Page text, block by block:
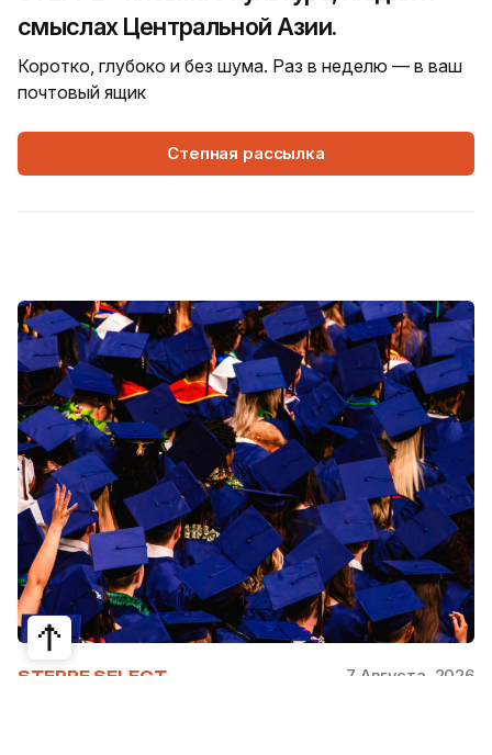
смыслах Центральной Азии.
Коротко, глубоко и без шума. Раз в неделю — в ваш
почтовый ящик
Степная рассылка
STEPPE SELECT 7 Августа, 2026